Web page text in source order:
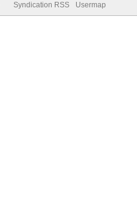
Syndication RSS Usermap